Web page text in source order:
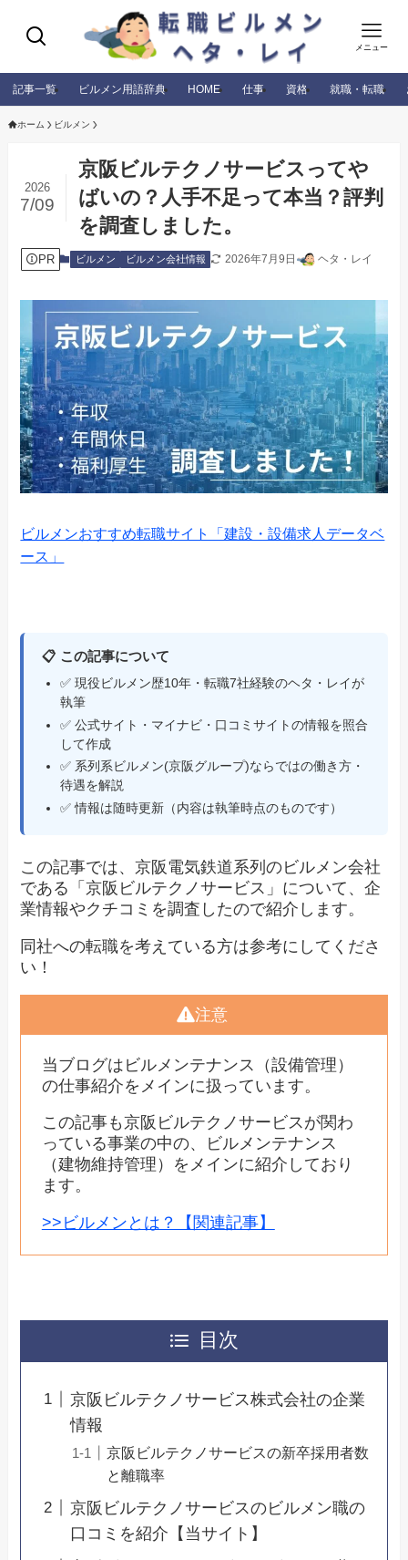
メニュー
記事一覧 ビルメン用語辞典 HOME 仕事 資格 就職・転職
ホーム ビルメン
京阪ビルテクノサービスってや
ばいの？人手不足って本当？評判
を調査しました。
2026
7/09
PR ビルメン ビルメン会社情報 2026年7月9日 ヘタ・レイ
ビルメンおすすめ転職サイト「建設・設備求人データベ
ース」
📋 この記事について
✅ 現役ビルメン歴10年・転職7社経験のヘタ・レイが
執筆
✅ 公式サイト・マイナビ・口コミサイトの情報を照合
して作成
✅ 系列系ビルメン(京阪グループ)ならではの働き方・
待遇を解説
✅ 情報は随時更新（内容は執筆時点のものです）
この記事では、京阪電気鉄道系列のビルメン会社
である「京阪ビルテクノサービス」について、企
業情報やクチコミを調査したので紹介します。
同社への転職を考えている方は参考にしてくださ
い！
注意
当ブログはビルメンテナンス（設備管理）
の仕事紹介をメインに扱っています。
この記事も京阪ビルテクノサービスが関わ
っている事業の中の、ビルメンテナンス
（建物維持管理）をメインに紹介しており
ます。
>>ビルメンとは？【関連記事】
目次
京阪ビルテクノサービス株式会社の企業
情報
京阪ビルテクノサービスの新卒採用者数
と離職率
京阪ビルテクノサービスのビルメン職の
口コミを紹介【当サイト】